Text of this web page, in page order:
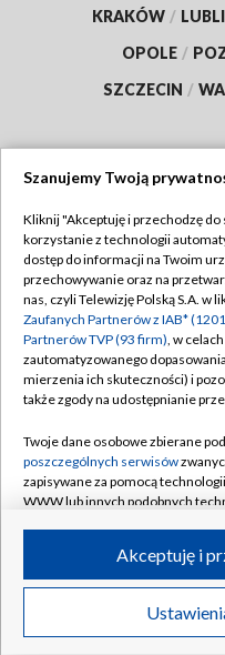
KRAKÓW /
OPOLE /
SZCZECIN /
Abonament TVP
Emisja w TVP
Centrum informacji TVP
Naziemna Telewizja
Rada Programowa
System NOS
Informacje o nadawcy
Program dla prasy
Ogłoszenie przetargowe
©2026
Szanujemy Twoją
Kliknij "Akceptuję i przechodzę do
korzystanie z technologii
dostęp do informacji na Twoim
przechowywanie oraz na
nas, czyli Telewizję Polską S.A. w
Zaufanych Partnerów z IAB*
Partnerów TVP (93 firm), w
zautomatyzowanego
mierzenia ich skuteczności) i
także zgody na udostępnianie
Twoje dane osobowe zbierane
poszczególnych serwisów
zapisywane za pomocą
WWW lub innych podobnych
ruchu w Internecie.
Twoje dane osobowe zbierane
poszczególnych serwisówna
Akceptuję i